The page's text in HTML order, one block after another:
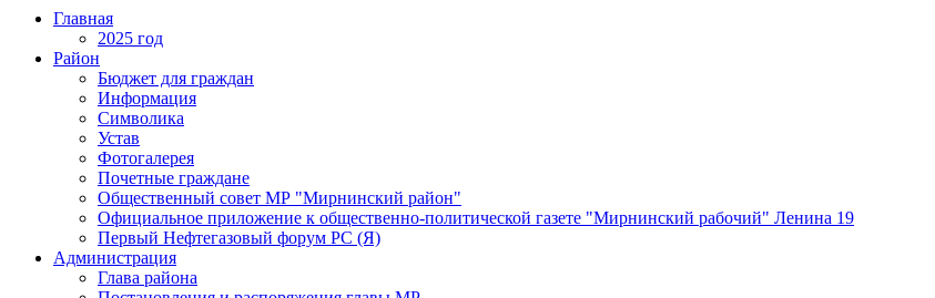
Главная
2025 год
Район
Бюджет для граждан
Информация
Символика
Устав
Фотогалерея
Почетные граждане
Общественный совет МР "Мирнинский район"
Официальное приложение к общественно-политической газете "Мирнинский рабочий" Ленина 19
Первый Нефтегазовый форум РС (Я)
Администрация
Глава района